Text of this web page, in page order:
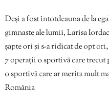
Deși a fost întotdeauna de la
gimnaste ale lumii, Larisa
șapte ori și s-a ridicat de opt
7 operații o sportivă care
o sportivă care ar merita mult
România